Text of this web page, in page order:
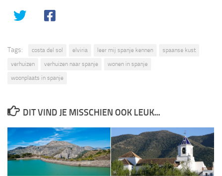
Tags: costa del sol elviria leer mij spanje kennen
spaanse kust
verhuizen
verhuizen naar spanje
wonen in spanje
woonplaats in spanje
DIT VIND JE MISSCHIEN OOK LEUK...